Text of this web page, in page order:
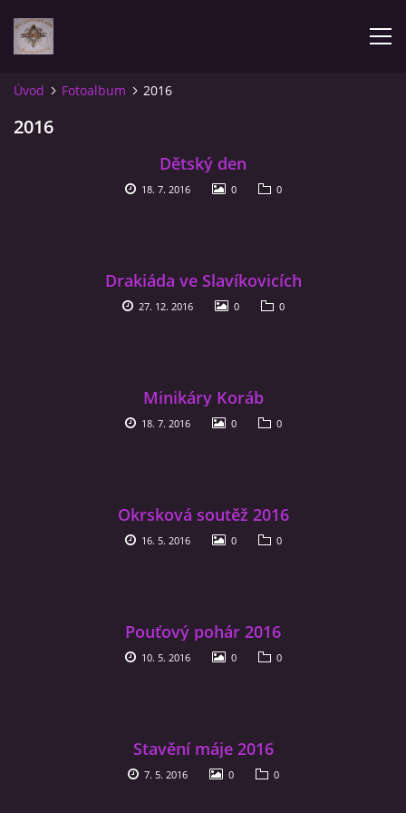
NAŠE VÝSLEDKY
Úvod Fotoalbum 2016
2016
Dětský den
18. 7. 2016 0 0
Drakiáda ve Slavíkovicích
27. 12. 2016 0 0
Minikáry Koráb
18. 7. 2016 0 0
Okrsková soutěž 2016
16. 5. 2016 0 0
Pouťový pohár 2016
10. 5. 2016 0 0
Stavění máje 2016
7. 5. 2016 0 0